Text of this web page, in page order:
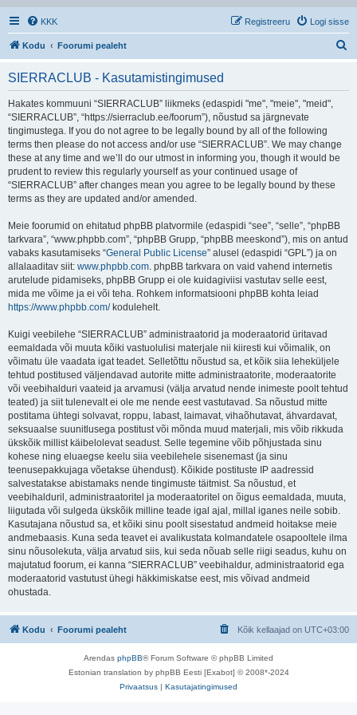
KKK Logi sisse
Registreeru
Kodu Foorumi pealeht
SIERRACLUB - Kasutamistingimused
Hakates kommuuni “SIERRACLUB” liikmeks (edaspidi "me", "meie", "meid",
“SIERRACLUB”, “https://sierraclub.ee/foorum”), nõustud sa järgnevate
tingimustega. If you do not agree to be legally bound by all of the following
terms then please do not access and/or use “SIERRACLUB”. We may change
these at any time and we’ll do our utmost in informing you, though it would be
prudent to review this regularly yourself as your continued usage of
“SIERRACLUB” after changes mean you agree to be legally bound by these
terms as they are updated and/or amended.
Meie foorumid on ehitatud phpBB platvormile (edaspidi “see”, “selle”, “phpBB
tarkvara”, “www.phpbb.com”, “phpBB Grupp, “phpBB meeskond”), mis on antud
vabaks kasutamiseks “General Public License” alusel (edaspidi “GPL”) ja on
allalaaditav siit: www.phpbb.com. phpBB tarkvara on vaid vahend internetis
arutelude pidamiseks, phpBB Grupp ei ole kuidagiviisi vastutav selle eest,
mida me võime ja ei või teha. Rohkem informatsiooni phpBB kohta leiad
https://www.phpbb.com/kodulehelt.
Kuigi veebilehe “SIERRACLUB” administraatorid ja moderaatorid üritavad
eemaldada või muuta kõiki vastuolulisi materjale nii kiiresti kui võimalik, on
võimatu üle vaadata igat teadet. Selletõttu nõustud sa, et kõik siia leheküljele
tehtud postitused väljendavad autorite mitte administraatorite, moderaatorite
või veebihalduri vaateid ja arvamusi (välja arvatud nende inimeste poolt tehtud
teated) ja siit tulenevalt ei ole me nende eest vastutavad. Sa nõustud mitte
postitama ühtegi solvavat, roppu, labast, laimavat, vihaõhutavat, ähvardavat,
seksuaalse suunitlusega postitust või mõnda muud materjali, mis võib rikkuda
ükskõik millist käibelolevat seadust. Selle tegemine võib põhjustada sinu
kohese ning eluaegse keelu siia veebilehele sisenemast (ja sinu
teenusepakkujaga võetakse ühendust). Kõikide postituste IP aadressid
salvestatakse abistamaks nende tingimuste täitmist. Sa nõustud, et
veebihalduril, administraatoritel ja moderaatoritel on õigus eemaldada, muuta,
liigutada või sulgeda ükskõik milline teade igal ajal, millal iganes neile sobib.
Kasutajana nõustud sa, et kõiki sinu poolt sisestatud andmeid hoitakse meie
andmebaasis. Kuna seda teavet ei avalikustata kolmandatele osapooltele ilma
sinu nõusolekuta, välja arvatud siis, kui seda nõuab selle riigi seadus, kuhu on
majutatud foorum, ei kanna “SIERRACLUB” veebihaldur, administraatorid ega
moderaatorid vastutust ühegi häkkimiskatse eest, mis võivad andmeid
ohustada.
Kodu Foorumi pealeht Kõik kellaajad on UTC+03:00
Arendas phpBB® Forum Software © phpBB Limited
Estonian translation by phpBB Eesti [Exabot] © 2008*-2024
Privaatsus | Kasutajatingimused